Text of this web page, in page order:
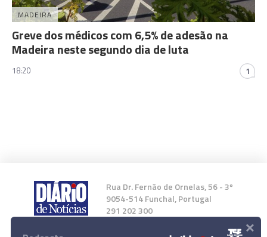
MADEIRA
Greve dos médicos com 6,5% de adesão na
Madeira neste segundo dia de luta
18:20 1
Rua Dr. Fernão de Ornelas, 56 - 3º
9054-514 Funchal, Portugal
291 202 300
×